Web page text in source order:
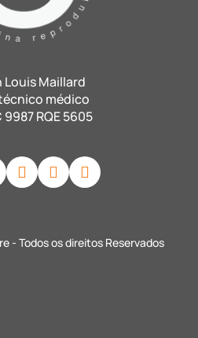
Louis Maillard
médico
9987 RQE 5605
- Todos os direitos Reservados